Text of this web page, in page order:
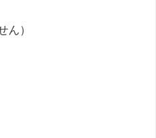
ん）